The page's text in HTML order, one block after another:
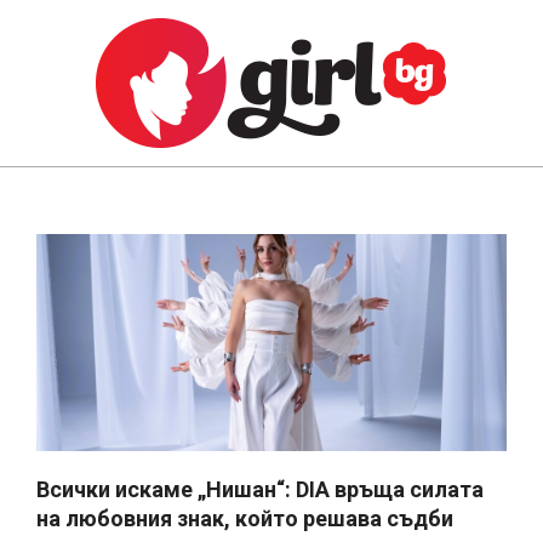
GIRL.BG
Navigation
Всички искаме „Нишан“: DIA връща силата
на любовния знак, който решава съдби